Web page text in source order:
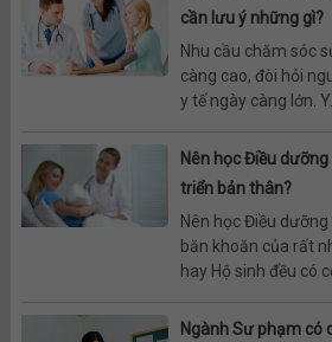
cần lưu ý những gì?
Nhu cầu chăm sóc
càng cao, đòi hỏi
y tế ngày càng lớn.
Nên học Điều
triển bản thân?
Nên học Điều
băn khoăn của rất
hay Hộ sinh đều có
Ngành Sư phạm có